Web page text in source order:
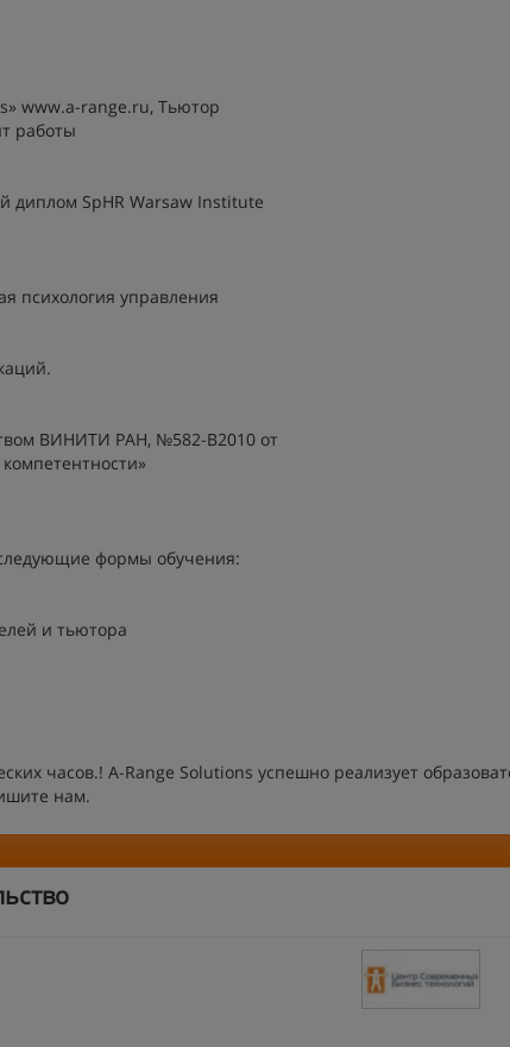
www.a-range.ru, Тьютор
работы
SpHR Warsaw Institute
психология управления
ВИНИТИ РАН, №582-В2010 от
формы обучения:
и тьютора
часов.! A-Range Solutions успешно реализует
нам.